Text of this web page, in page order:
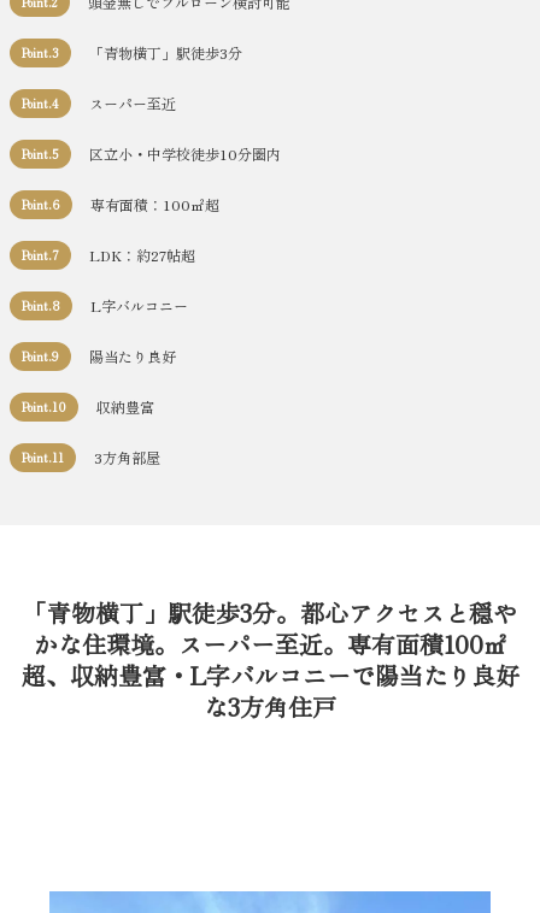
Point.3 「青物横丁」駅徒歩3分
Point.4 スーパー至近
Point.5 区立小・中学校徒歩10分圏内
Point.6 専有面積：100㎡超
Point.7 LDK：約27帖超
Point.8 L字バルコニー
Point.9 陽当たり良好
Point.10 収納豊富
Point.11 3方角部屋
「青物横丁」駅徒歩3分。都心アクセスと穏や
かな住環境。スーパー至近。専有面積100㎡
超、収納豊富・L字バルコニーで陽当たり良好
な3方角住戸